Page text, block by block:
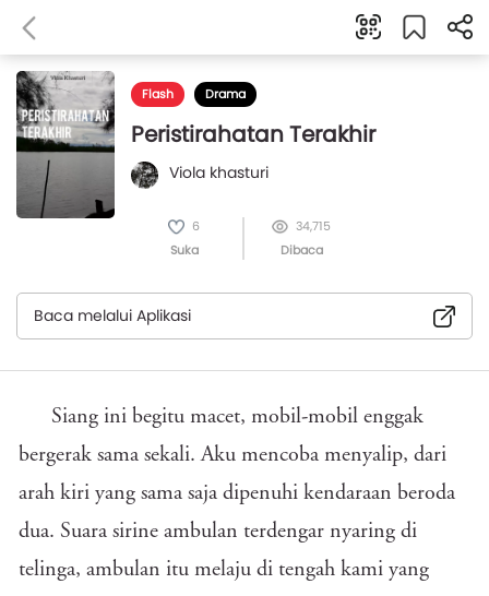
Flash Drama
Peristirahatan Terakhir
Viola khasturi
6
Suka
34,715
Dibaca
Baca melalui Aplikasi
Siang ini begitu macet, mobil-mobil enggak
bergerak sama sekali. Aku mencoba menyalip, dari
arah kiri yang sama saja dipenuhi kendaraan beroda
dua. Suara sirine ambulan terdengar nyaring di
telinga, ambulan itu melaju di tengah kami yang